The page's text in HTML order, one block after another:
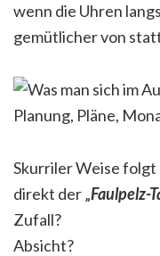
wenn die Uhren
gemütlicher von
Skurriler Weise folgt
direkt der „Faulpelz-
Zufall?
Absicht?